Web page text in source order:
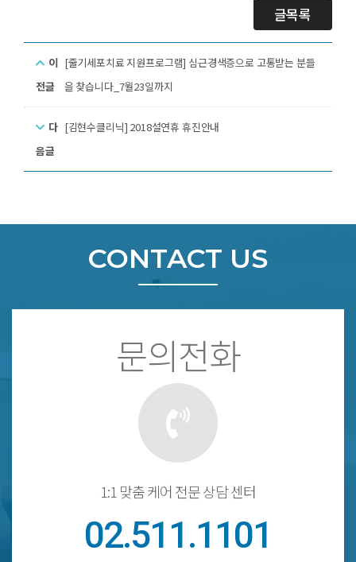
글목록
이
전글
[줄기세포치료 지원프로그램] 심근경색증으로 고통받는 분들
을 찾습니다_7월23일까지
다
음글
[김현수클리닉] 2018설연휴 휴진안내
CONTACT US
문의전화
1:1 맞춤 케어 전문 상담 센터
02.511.1101